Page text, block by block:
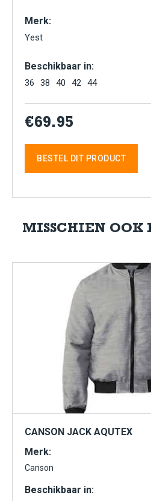
Merk:
Yest
Beschikbaar in:
36 38 40 42 44
€69.95
BESTEL DIT PRODUCT
MISSCHIEN OOK
CANSON JACK AQUTEX
Merk:
Canson
Beschikbaar in: